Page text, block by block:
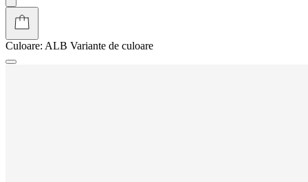
Culoare: ALB Variante de culoare